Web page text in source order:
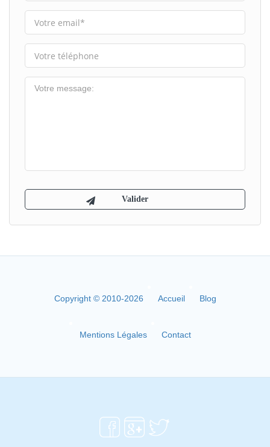
Copyright © 2010-2026 Accueil Blog
Mentions Légales Contact